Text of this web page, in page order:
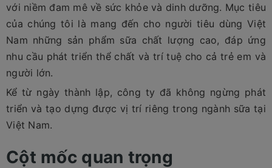
với niềm đam mê về sức khỏe và dinh dưỡng. Mục tiêu
của chúng tôi là mang đến cho người tiêu dùng Việt
Nam những sản phẩm sữa chất lượng cao, đáp ứng
nhu cầu phát triển thể chất và trí tuệ cho cả trẻ em và
người lớn.
Kể từ ngày thành lập, công ty đã không ngừng phát
triển và tạo dựng được vị trí riêng trong ngành sữa tại
Việt Nam.
Cột mốc quan trọng